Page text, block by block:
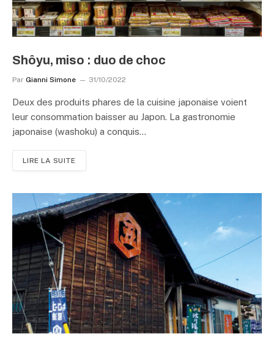
Shôyu, miso : duo de choc
Par Gianni Simone 31/10/2022
Deux des produits phares de la cuisine japonaise voient
leur consommation baisser au Japon. La gastronomie
japonaise (washoku) a conquis…
LIRE LA SUITE